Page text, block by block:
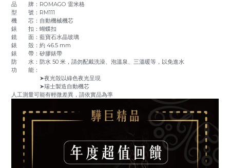
品 牌：ROMAGO 雷米格
型 號：RM111
機 芯：自動機械機芯
錶 扣：蝴蝶扣
鏡 面：藍寶石水晶玻璃
錶 殼：約 46.5 mm
錶 帶：矽膠錶帶
防 水：防水 50 米，請勿配戴洗澡、泡溫泉、三溫暖等，以免進水
功 能：
➤夜光殼以綠色夜光呈現
➤瑞士製造自動機芯
人工測量可能有輕微差異，請依實品為準